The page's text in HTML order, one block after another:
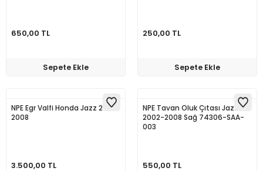
650,00 TL
Sepete Ekle
250,00 TL
Sepete Ekle
NPE Egr Valfi Honda Jazz 2002-
2008
3.500,00 TL
NPE Tavan Oluk Çıtası Jazz
2002-2008 Sağ 74306-SAA-
003
550,00 TL